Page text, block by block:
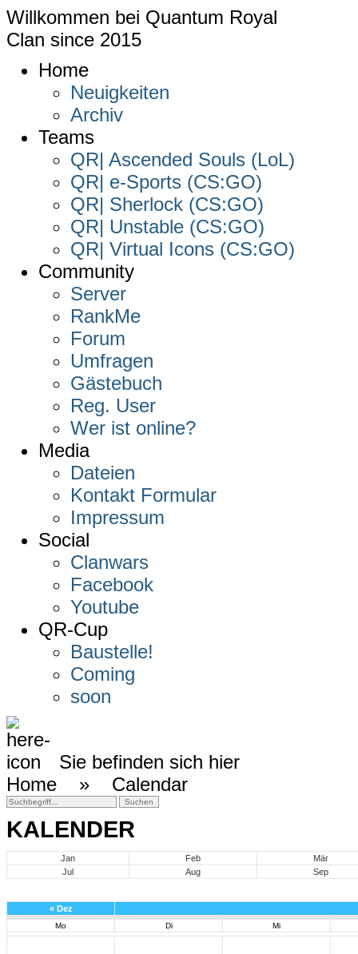
Willkommen bei Quantum Royal
Clan since 2015
Home
Neuigkeiten
Archiv
Teams
QR| Ascended Souls (LoL)
QR| e-Sports (CS:GO)
QR| Sherlock (CS:GO)
QR| Unstable (CS:GO)
QR| Virtual Icons (CS:GO)
Community
Server
RankMe
Forum
Umfragen
Gästebuch
Reg. User
Wer ist online?
Media
Dateien
Kontakt Formular
Impressum
Social
Clanwars
Facebook
Youtube
QR-Cup
Baustelle!
Coming
soon
Sie befinden sich hier
Home » Calendar
KALENDER
Jan Feb
Mär
Jul
Aug Sep
« Dez
Mo Di Mi